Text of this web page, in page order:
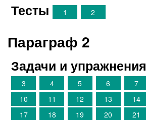
Тесты 1 2
Параграф 2
Задачи и упражнения
3
4 5 6 7
10
11 12 13 14
17
18 19 20 21